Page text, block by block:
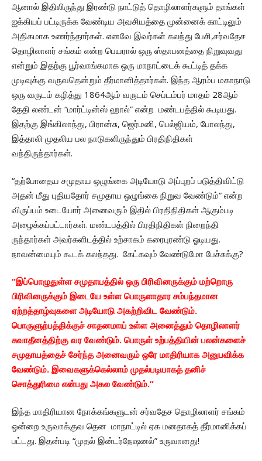
ஆனால் இதிலிருந்து இரண்டு நாட்டுத் தொழிலாளர்களும் தாங்கள்
ஐக்கியப் பட்டிருக்க வேண்டிய அவசியத்தை முன்னைக் காட்டிலும்
அதிகமாக உணர்ந்தார்கள். எனவே இவர்கள் கலந்து பேசி,சர்வதேச
தொழிலாளர் சங்கம் என்ற பெயரால் ஒரு ஸ்தாபனத்தை நிறுவுவது
என்றும் இதற்கு பூர்வாங்கமாக ஒரு மாநாட்டைக் கூட்டித் தக்க
முடிவுக்கு வருவதென்றும் தீர்மானித்தார்கள். இந்த ஆரம்ப மகாநாடு
ஒரு வருடம் கழித்து 1864ஆம் வருடம் செப்டம்பர் மாதம் 28ஆம்
தேதி லண்டன் “மார்ட்டின்ஸ் ஹால்” என்ற மண்டபத்தில் கூடியது.
இதற்கு இங்கிலாந்து, பிரான்சு, ஜெர்மனி, பெல்ஜியம், போலந்து,
இத்தாலி முதலிய பல நாடுகளிருந்தும் பிரதிநிதிகள்
வந்திருந்தார்கள்.
“தற்போதைய சமுதாய ஒழுங்கை அடியோடு அப்புறப் படுத்திவிட்டு
அதன் மீது புதியதோர் சமுதாய ஒழுங்கை நிறுவ வேண்டும்” என்ற
விருப்பம் உடையோர் அனைவரும் இதில் பிரதிநிதிகள் ஆகும்படி
அழைக்கப்பட்டார்கள். மண்டபத்தில் பிரதிநிதிகள் நிறைந்தி
ருந்தார்கள் அவர்களிடத்தில் உற்சாகம் கரைபுரண்டு ஓடியது.
நாவன்மையும் கூடக் கலந்தது. கேட்கவும் வேண்டுமோ பேச்சுக்கு?
“இப்பொழுதுள்ள சமுதாயத்தில் ஒரு பிரிவினருக்கும் மற்றொரு
பிரிவினருக்கும் இடையே உள்ள பொருளாதார சம்பந்தமான
ஏற்றத்தாழ்வுகளை அடியோடு அகற்றிவிட வேண்டும்.
பொருளுற்பத்திக்குச் சாதனமாய் உள்ள அனைத்தும் தொழிலாளர்
சுவாதீனத்திற்கு வர வேண்டும். பொருள் உற்பத்தியின் பலன்களைச்
சமுதாயத்தைச் சேர்ந்த அனைவரும் ஒரே மாதிரியாக அனுபவிக்க
வேண்டும். இவைகளுக்கெல்லாம் முதல்படியாகத் தனிச்
சொத்துரிமை என்பது அகல வேண்டும்.”
இந்த மாதிரியான நோக்கங்களுடன் சர்வதேச தொழிலாளர் சங்கம்
ஒன்றை உருவாக்குவ தென மாநாட்டில் ஏக மனதாகத் தீர்மானிக்கப்
பட்டது. இதன்படி “முதல் இன்டர்நேஷனல்” உருவானது!